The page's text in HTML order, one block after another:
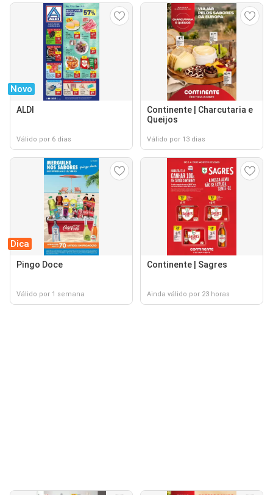
Novo
ALDI
Válido por 6 dias
Continente | Charcutaria e
Queijos
Válido por 13 dias
Dica
Pingo Doce
Válido por 1 semana
Continente | Sagres
Ainda válido por 23 horas